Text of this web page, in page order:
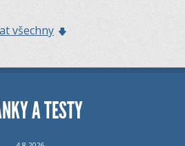
všechny
A TESTY